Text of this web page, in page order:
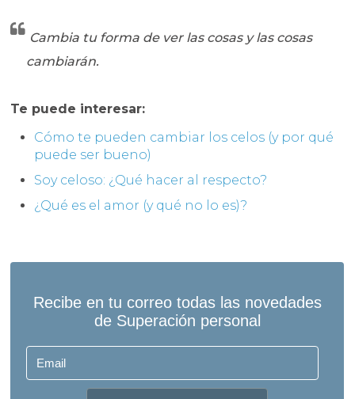
Cambia tu forma de ver las cosas y las cosas
cambiarán.
Te puede interesar:
Cómo te pueden cambiar los celos (y por qué
puede ser bueno)
Soy celoso: ¿Qué hacer al respecto?
¿Qué es el amor (y qué no lo es)?